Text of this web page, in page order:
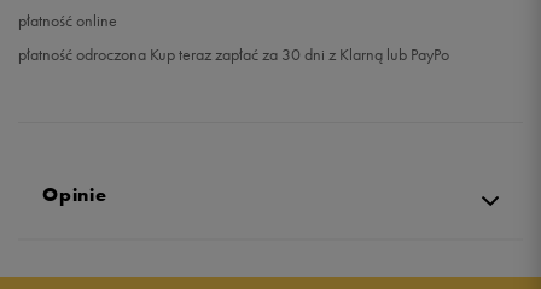
płatność online
płatność odroczona Kup teraz zapłać za 30 dni z Klarną lub PayPo
Opinie